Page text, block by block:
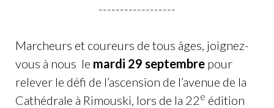
------------------
Marcheurs et coureurs de tous âges, joignez-
vous à nous le mardi 29 septembre pour
relever le défi de l’ascension de l’avenue de la
Cathédrale à Rimouski, lors de la 22e édition